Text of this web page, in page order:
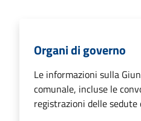
Organi di governo
Le informazioni sulla
comunale, incluse le
registrazioni delle sedute